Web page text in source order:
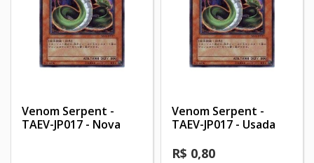
Venom Serpent -
TAEV-JP017 - Nova
Venom Serpent -
TAEV-JP017 - Usada
R$ 0,80